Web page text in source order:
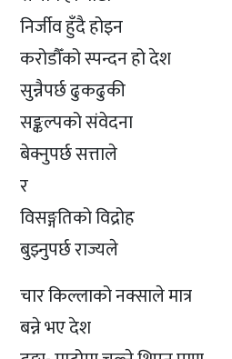
निर्जीव हुँदै होइन
करोडौँको स्पन्दन हो देश
सुन्नैपर्छ ढुकढुकी
सङ्कल्पको संवेदना
बेक्नुपर्छ सत्ताले
र
विसङ्गतिको विद्रोह
बुझ्नुपर्छ राज्यले
चार किल्लाको नक्साले मात्र
बन्ने भए देश